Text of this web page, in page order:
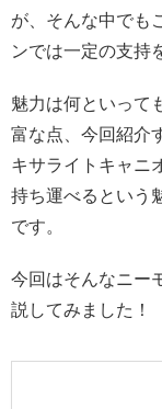
が、そんな中でも
ンでは一定の支持
魅力は何といって
富な点、今回紹介
キサライトキャニ
持ち運べるという
です。
今回はそんなニー
説してみました！